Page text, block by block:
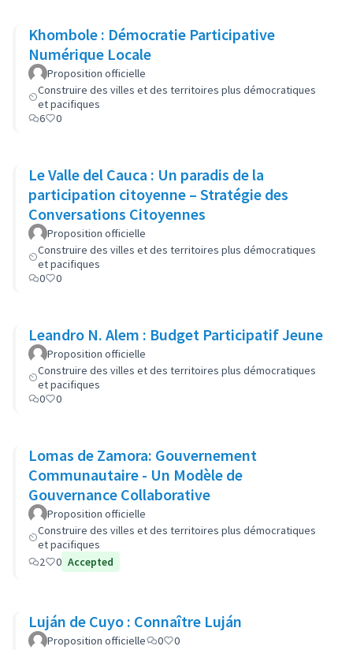
Khombole : Démocratie Participative
Numérique Locale
Proposition officielle
Construire des villes et des territoires plus démocratiques
et pacifiques
6
0
Le Valle del Cauca : Un paradis de la
participation citoyenne – Stratégie des
Conversations Citoyennes
Proposition officielle
Construire des villes et des territoires plus démocratiques
et pacifiques
0
0
Leandro N. Alem : Budget Participatif Jeune
Proposition officielle
Construire des villes et des territoires plus démocratiques
et pacifiques
0
0
Lomas de Zamora: Gouvernement
Communautaire - Un Modèle de
Gouvernance Collaborative
Proposition officielle
Construire des villes et des territoires plus démocratiques
et pacifiques
2
0 Accepted
Luján de Cuyo : Connaître Luján
Proposition officielle 0 0